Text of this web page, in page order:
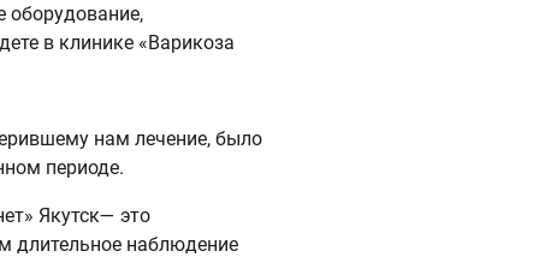
оборудование,
в клинике «Варикоза
нам лечение, было
периоде.
Якутск— это
длительное наблюдение